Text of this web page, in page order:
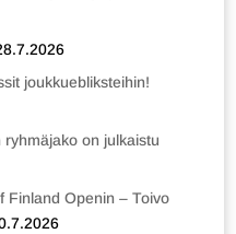
joukkuebliksteihin!
on julkaistu
Finland Openin – Toivo